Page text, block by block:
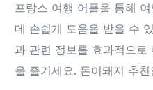
프랑스 여행 어플을 통해
데 손쉽게 도움을 받을 수
과 관련 정보를 효과적으로
을 즐기세요. 돈이돼지 추천